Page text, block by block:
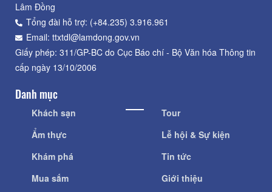
Lâm Đồng
Tổng đài hỗ trợ: (+84.235) 3.916.961
Email: ttxtdl@lamdong.gov.vn
Giấy phép: 311/GP-BC do Cục Báo chí - Bộ Văn hóa Thông tin
cấp ngày 13/10/2006
Danh mục
Khách sạn
Ẩm thực
Khám phá
Mua sắm
Tour
Lễ hội & Sự kiện
Tin tức
Giới thiệu